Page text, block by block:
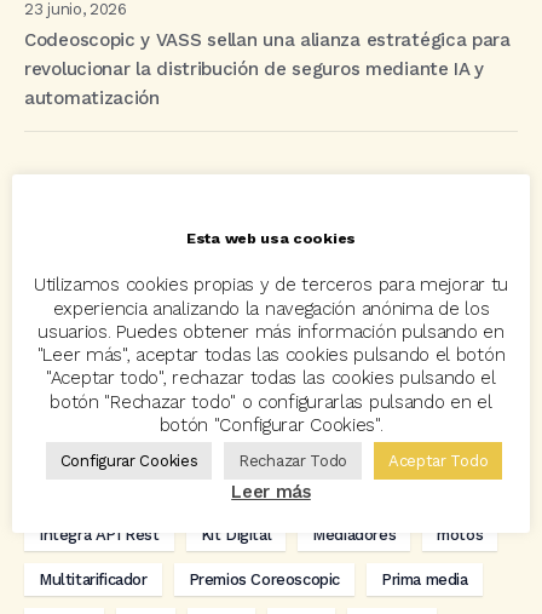
23 junio, 2026
Codeoscopic y VASS sellan una alianza estratégica para
revolucionar la distribución de seguros mediante IA y
automatización
Avant2 Avant2 Sales Manager ayudas Bcover
Carlos Rovira Codeoscopic Codeoscopic Academy
Codeoscopic Workspace Coverize Decesos
GRC-Broker
Innova Ibérica
Integra API Rest Kit Digital Mediadores motos
Multitarificador Premios Coreoscopic Prima media
Esta web usa cookies
Utilizamos cookies propias y de terceros para mejorar tu
experiencia analizando la navegación anónima de los
usuarios. Puedes obtener más información pulsando en
"Leer más", aceptar todas las cookies pulsando el botón
"Aceptar todo", rechazar todas las cookies pulsando el
botón "Rechazar todo" o configurarlas pulsando en el
botón "Configurar Cookies".
Configurar Cookies Rechazar Todo Aceptar Todo
Leer más